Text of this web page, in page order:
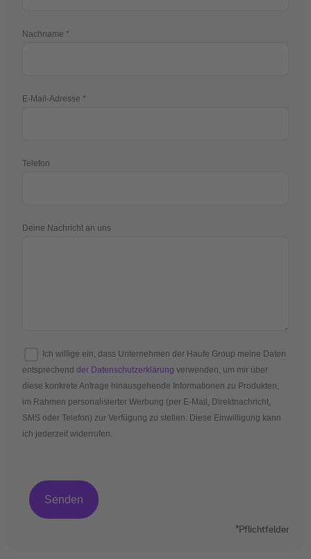
Nachname
E-Mail-Adresse
Telefon
Deine Nachricht an uns
Ich willige ein, dass Unternehmen der Haufe Group meine Daten
entsprechend der Datenschutzerklärung verwenden, um mir über
diese konkrete Anfrage hinausgehende Informationen zu Produkten,
im Rahmen personalisierter Werbung (per E-Mail, Direktnachricht,
SMS oder Telefon) zur Verfügung zu stellen. Diese Einwilligung kann
ich jederzeit widerrufen.
*Pflichtfelder